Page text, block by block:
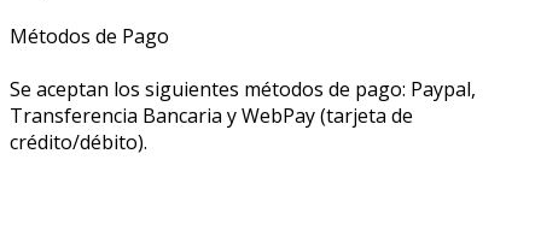
Métodos de Pago
Se aceptan los siguientes métodos de pago: Paypal,
Transferencia Bancaria y WebPay (tarjeta de
crédito/débito).